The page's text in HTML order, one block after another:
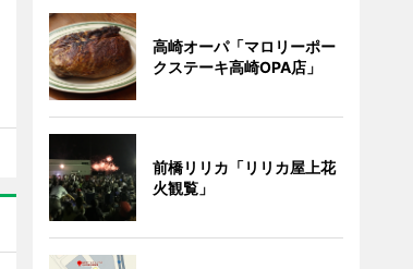
高崎オーパ「マロリーポー
クステーキ高崎OPA店」
前橋リリカ「リリカ屋上花
火観覧」